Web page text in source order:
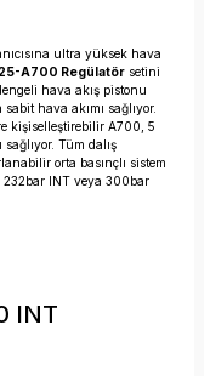
ultra yüksek hava
A700 Regülatör setini
hava akış pistonu
hava akımı sağlıyor.
kişiselleştirebilir A700, 5
Tüm dalış
orta basınçlı sistem
232bar INT veya 300bar
INT